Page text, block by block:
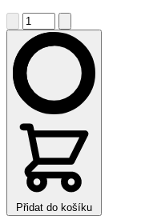
Přidat do košíku